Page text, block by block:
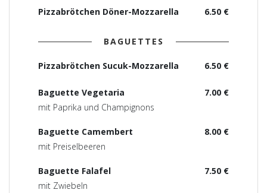
6.50 €
Pizzabrötchen Döner-Mozzarella
BAGUETTES
6.50 €
Pizzabrötchen Sucuk-Mozzarella
7.00 €
Baguette Vegetaria
mit Paprika und Champignons
8.00 €
Baguette Camembert
mit Preiselbeeren
7.50 €
Baguette Falafel
mit Zwiebeln